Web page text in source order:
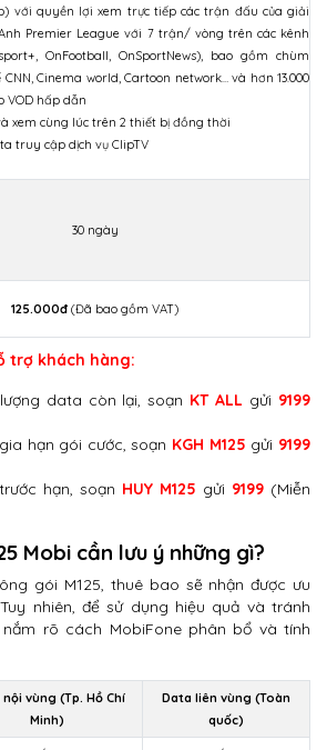
với quyền lợi xem trực tiếp các trận đấu của giải
Premier League với 7 trận/ vòng trên các kênh
OnFootball, OnSportNews), bao gồm chùm
Cinema world, Cartoon network… và hơn 13.000
VOD hấp dẫn
xem cùng lúc trên 2 thiết bị đồng thời
truy cập dịch vụ ClipTV
30 ngày
125.000đ (Đã bao gồm VAT)
trợ khách hàng:
data còn lại, soạn KT ALL gửi 9199
hạn gói cước, soạn KGH M125 gửi 9199
hạn, soạn HUY M125 gửi 9199 (Miễn
Mobi cần lưu ý những gì?
gói M125, thuê bao sẽ nhận được ưu
nhiên, để sử dụng hiệu quả và tránh
rõ cách MobiFone phân bổ và tính
vùng (Tp. Hồ Chí
Minh)
Data liên vùng (Toàn
quốc)